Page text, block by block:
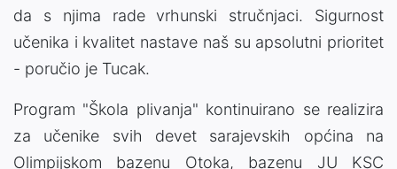
da s njima rade vrhunski stručnjaci. Sigurnost
učenika i kvalitet nastave naš su apsolutni prioritet
- poručio je Tucak.
Program "Škola plivanja" kontinuirano se realizira
za učenike svih devet sarajevskih općina na
Olimpijskom bazenu Otoka, bazenu JU KSC